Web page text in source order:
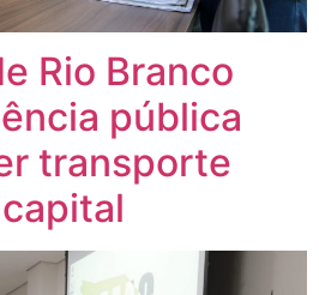
Rio Branco
pública
transporte